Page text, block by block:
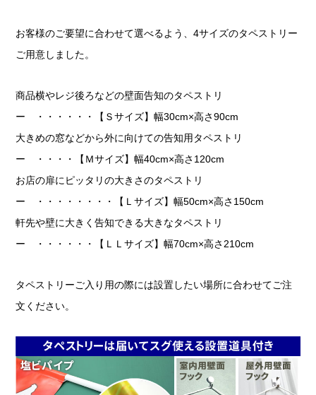
お客様のご要望に合わせて選べるよう、4サイズのタペストリー
ご用意しました。
商品横やレジ後ろなどの壁面告知のタペストリ
ー ・・・・・・【Ｓサイズ】幅30cm×高さ90cm
大きめの窓などから外に向けての告知用タペストリ
ー ・・・・【Ｍサイズ】幅40cm×高さ120cm
お店の扉にピッタリの大きさのタペストリ
ー ・・・・・・・・【Ｌサイズ】幅50cm×高さ150cm
軒先や壁に大きく告知できる大きなタペストリ
ー ・・・・・・【ＬＬサイズ】幅70cm×高さ210cm
タペストリーご入り用の際には設置したい場所に合わせてご注
文ください。